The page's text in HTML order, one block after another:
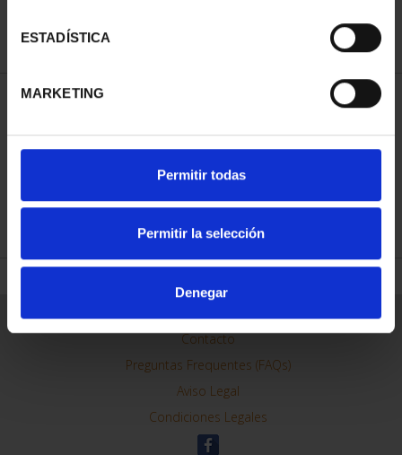
ESTADÍSTICA
MARKETING
Permitir todas
Permitir la selección
Denegar
REFINAR
Información General
Contacto
Preguntas Frequentes (FAQs)
Aviso Legal
Condiciones Legales